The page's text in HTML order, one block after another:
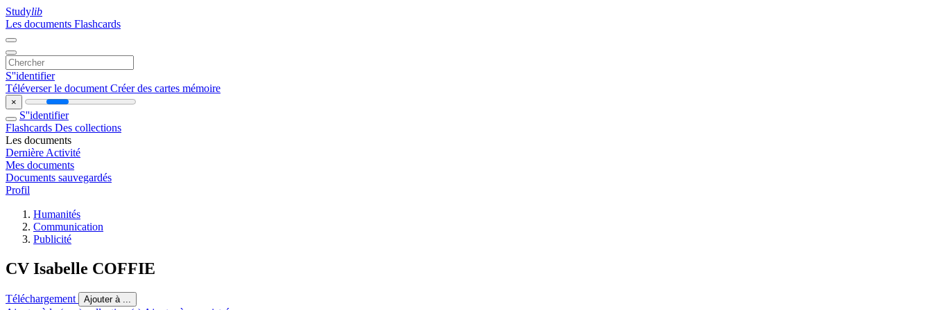
Studylib
Les documents Flashcards
S''identifier
Téléverser le document Créer des cartes mémoire
×
S''identifier
Flashcards Des collections
Les documents
Dernière Activité
Mes documents
Documents sauvegardés
Profil
Humanités
Communication
Publicité
CV Isabelle COFFIE
Téléchargement Ajouter à ...